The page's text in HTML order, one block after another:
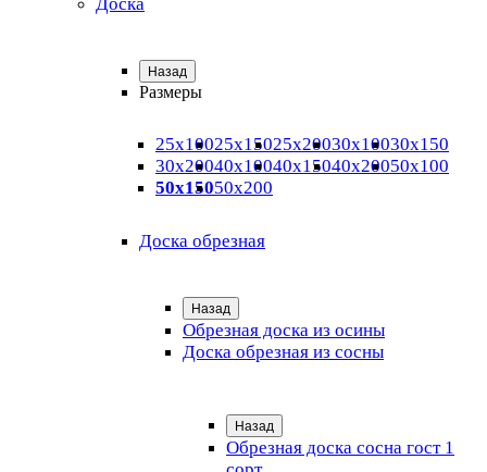
Назад
Размеры
25х10025х15025х20030х10030х150
30х20040х10040х15040х20050х100
50х15050х200
Доска обрезная
Назад
Обрезная доска из осины
Доска обрезная из сосны
Назад
Обрезная доска сосна гост 1